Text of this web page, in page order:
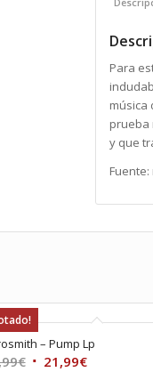
Para
música
prueba
y que
– Pump Lp
€ El 21,99€El